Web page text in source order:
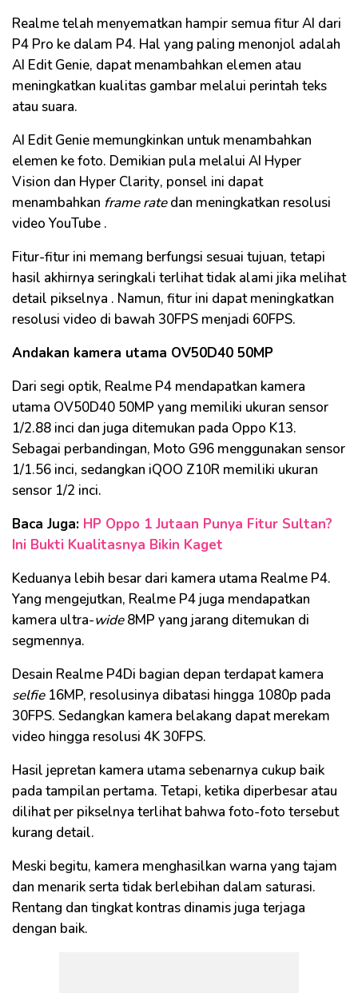
Realmetelah menyematkan hampir semua fitur AI dari
P4 Pro ke dalam P4. Hal yang paling menonjol adalah
AI Edit Genie, dapat menambahkan elemen atau
meningkatkan kualitas gambar melalui perintah teks
atau suara.
AI EditGenie memungkinkan untuk menambahkan
elemen ke foto. Demikian pula melalui AI Hyper
Vision dan Hyper Clarity, ponsel ini dapat
menambahkan frameratedan meningkatkan resolusi
video YouTube .
Fitur-fitur ini memang berfungsi sesuai tujuan, tetapi
hasil akhirnya seringkali terlihat tidak alami jika melihat
detail pikselnya . Namun, fitur ini dapat meningkatkan
resolusi video di bawah 30FPS menjadi 60FPS.
Andakan kamera utama OV50D40 50MP
Dari segi optik, Realme P4 mendapatkan kamera
utama OV50D40 50MP yang memiliki ukuran sensor
1/2.88 inci dan juga ditemukan pada Oppo K13.
Sebagai perbandingan, Moto G96 menggunakan sensor
1/1.56 inci, sedangkan iQOO Z10R memiliki ukuran
sensor 1/2 inci.
Baca Juga: HP Oppo 1 Jutaan Punya Fitur Sultan?
Ini Bukti Kualitasnya Bikin Kaget
Keduanya lebih besar dari kamera utama Realme P4.
Yang mengejutkan, Realme P4 juga mendapatkan
kamera ultra-wide8MP yang jarang ditemukan di
segmennya.
Desain Realme P4Di bagian depan terdapat kamera
selfie16MP, resolusinya dibatasi hingga 1080p pada
30FPS. Sedangkan kamera belakang dapat merekam
video hingga resolusi 4K 30FPS.
Hasil jepretan kamera utama sebenarnya cukup baik
pada tampilan pertama. Tetapi, ketika diperbesar atau
dilihat per pikselnya terlihat bahwa foto-foto tersebut
kurang detail.
Meski begitu, kamera menghasilkan warna yang tajam
dan menarik serta tidak berlebihan dalam saturasi.
Rentang dan tingkat kontras dinamis juga terjaga
dengan baik.